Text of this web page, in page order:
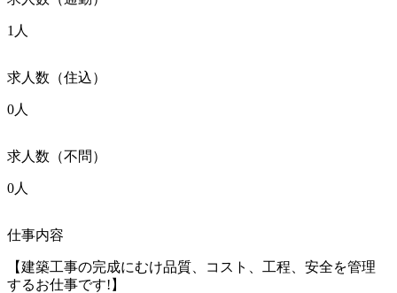
1人
求人数（住込）
0人
求人数（不問）
0人
仕事内容
【建築工事の完成にむけ品質、コスト、工程、安全を管理
するお仕事です!】